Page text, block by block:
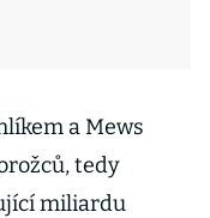
a Mews
tedy
miliardu